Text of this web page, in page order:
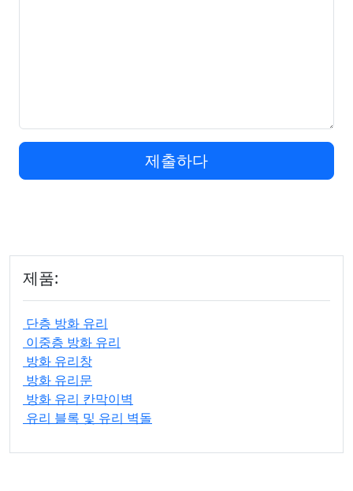
제출하다
제품:
단층 방화 유리
이중층 방화 유리
방화 유리창
방화 유리문
방화 유리 칸막이벽
유리 블록 및 유리 벽돌